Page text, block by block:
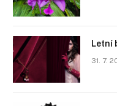
Letní
31. 7.